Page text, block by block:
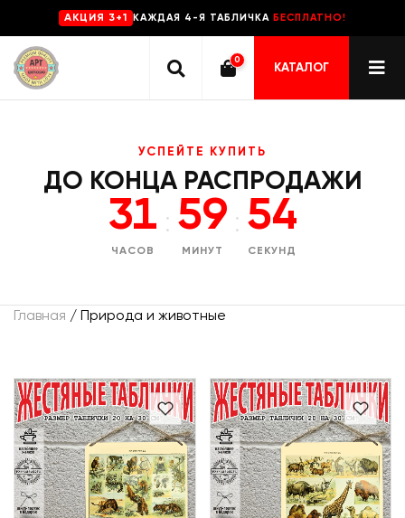
AKЦИЯ 3+1 КАЖДАЯ 4-Я ТАБЛИЧКА БЕСПЛАТНО!
0
КАТАЛОГ
УСПЕЙТЕ КУПИТЬ
ДО КОНЦА РАСПРОДАЖИ
31
ЧАСОВ
: 59
МИНУТ
: 53
СЕКУНД
Главная / Природа и животные